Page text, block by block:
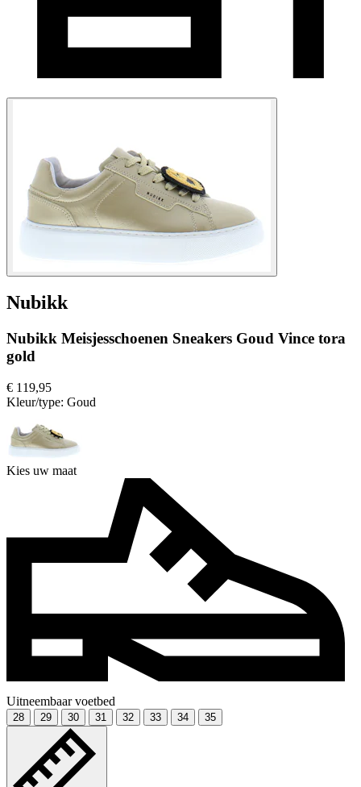
Nubikk
Nubikk Meisjesschoenen Sneakers Goud Vince tora
gold
€ 119,95
Kleur/type: Goud
Kies uw maat
Uitneembaar voetbed
28 29 30 31 32 33 34 35